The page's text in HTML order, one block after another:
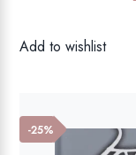
Add to wishlist
-25%